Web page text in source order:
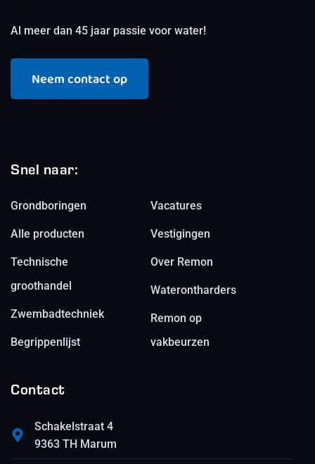
Al meer dan 45 jaar passie voor water!
Neem contact op
Snel naar:
Grondboringen
Alle producten
Technische
groothandel
Zwembadtechniek
Begrippenlijst
Vacatures
Vestigingen
Over Remon
Waterontharders
Remon op
vakbeurzen
Contact
Schakelstraat 4
9363 TH Marum